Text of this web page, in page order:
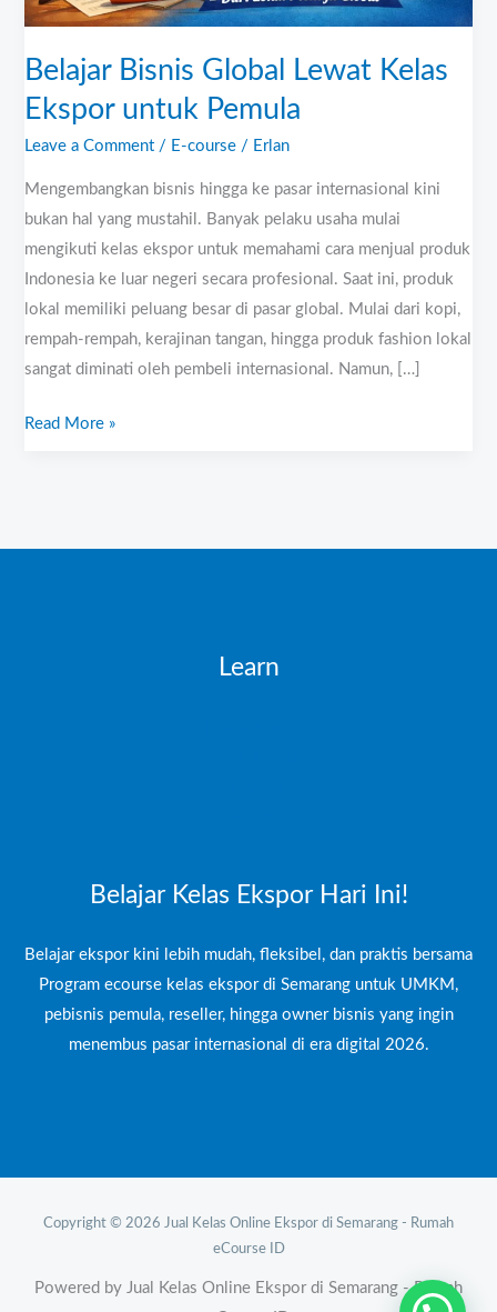
Belajar Bisnis Global Lewat Kelas
Ekspor untuk Pemula
Leave a Comment / E-course / Erlan
Mengembangkan bisnis hingga ke pasar internasional kini
bukan hal yang mustahil. Banyak pelaku usaha mulai
mengikuti kelas ekspor untuk memahami cara menjual produk
Indonesia ke luar negeri secara profesional. Saat ini, produk
lokal memiliki peluang besar di pasar global. Mulai dari kopi,
rempah-rempah, kerajinan tangan, hingga produk fashion lokal
sangat diminati oleh pembeli internasional. Namun, […]
Read More »
Learn
Belajar Kelas Ekspor Hari Ini!
Belajar ekspor kini lebih mudah, fleksibel, dan praktis bersama
Program ecourse kelas ekspor di Semarang untuk UMKM,
pebisnis pemula, reseller, hingga owner bisnis yang ingin
menembus pasar internasional di era digital 2026.
Copyright © 2026 Jual Kelas Online Ekspor di Semarang - Rumah
eCourse ID
Powered by Jual Kelas Online Ekspor di Semarang - Rumah